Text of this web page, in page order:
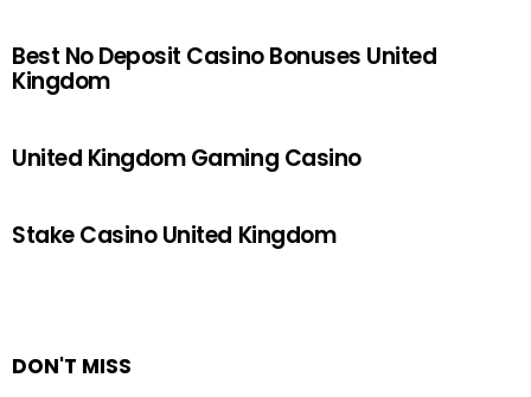
Best No Deposit Casino Bonuses United
Kingdom
United Kingdom Gaming Casino
Stake Casino United Kingdom
DON'T MISS